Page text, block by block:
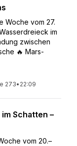
Woche vom 27.
im
zwischen
🔥 Mars-
273• 22:09
Schatten –
vom 20.–